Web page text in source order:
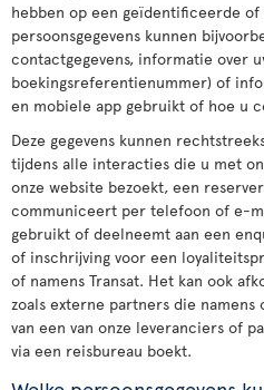
hebben op een geïdentificeerde
persoonsgegevens kunnen
contactgegevens, informatie over
boekingsreferentienummer) of
en mobiele app gebruikt of hoe u
Deze gegevens kunnen
tijdens alle interacties die u met
onze website bezoekt, een
communiceert per telefoon of e-
gebruikt of deelneemt aan een
of inschrijving voor een
of namens Transat. Het kan ook
zoals externe partners die
van een van onze leveranciers of
via een reisbureau boekt.